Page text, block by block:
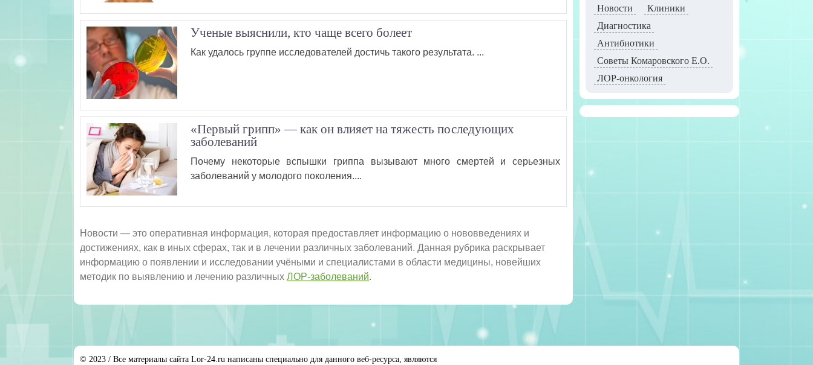
Ученые выяснили, кто чаще всего болеет
Как удалось группе исследователей достичь такого результата. ...
«Первый грипп» — как он влияет на тяжесть последующих
заболеваний
Почему некоторые вспышки гриппа вызывают много смертей и серьезных
заболеваний у молодого поколения....
Новости — это оперативная информация, которая предоставляет информацию о нововведениях и
достижениях, как в иных сферах, так и в лечении различных заболеваний. Данная рубрика раскрывает
информацию о появлении и исследовании учёными и специалистами в области медицины, новейших
методик по выявлению и лечению различных ЛОР-заболеваний.
Новости
Клиники
Диагностика
Антибиотики
Советы Комаровского Е.О.
ЛОР-онкология
© 2023 / Все материалы сайта Lor-24.ru написаны специально для данного веб-ресурса, являются